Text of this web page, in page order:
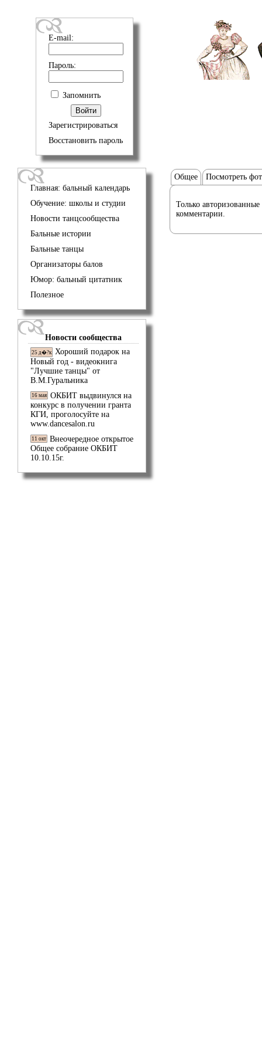
E-mail:
Пароль:
Запомнить
Зарегистрироваться
Восстановить пароль
Главная: бальный календарь
Обучение: школы и студии
Новости танцсообщества
Бальные истории
Бальные танцы
Организаторы балов
Юмор: бальный цитатник
Полезное
Новости сообщества
25 д�?к Хороший подарок на
Новый год - видеокнига
"Лучшие танцы" от
В.М.Гуральника
16 мая ОКБИТ выдвинулся на
конкурс в получении гранта
КГИ, проголосуйте на
www.dancesalon.ru
11 окт Внеочередное открытое
Общее собрание ОКБИТ
10.10.15г.
Общее Посмотреть
Только авторизованные
комментарии.